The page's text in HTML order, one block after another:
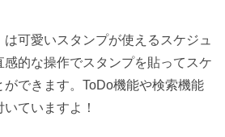
は可愛いスタンプが使えるスケジュ
的な操作でスタンプを貼ってスケ
ができます。ToDo機能や検索機能
ていますよ！